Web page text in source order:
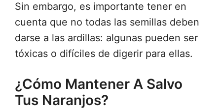
Sin embargo, es importante tener en
cuenta que no todas las semillas deben
darse a las ardillas: algunas pueden ser
tóxicas o difíciles de digerir para ellas.
¿Cómo Mantener A Salvo
Tus Naranjos?